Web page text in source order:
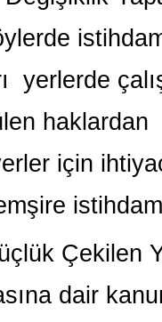
yerlerde
haklardan
için
Çekilen
dair